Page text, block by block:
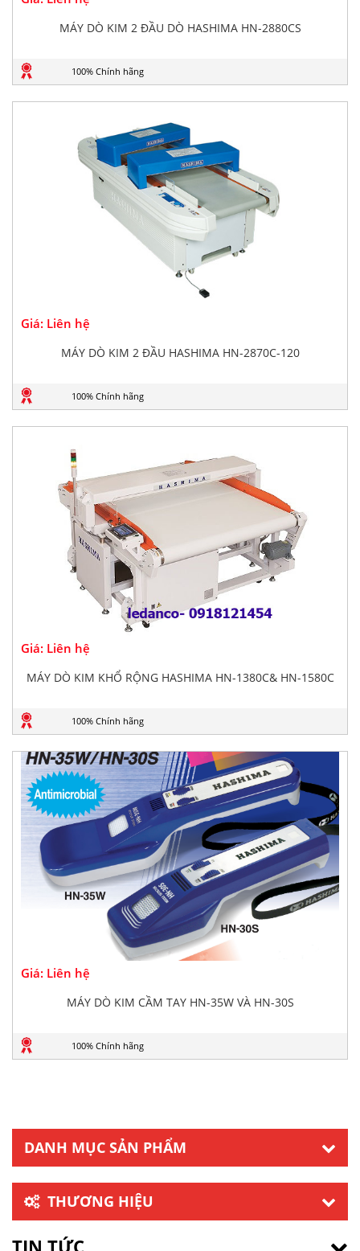
MÁY DÒ KIM 2 ĐẦU DÒ HASHIMA HN-2880CS
100% Chính hãng
Giá: Liên hệ
MÁY DÒ KIM 2 ĐẦU HASHIMA HN-2870C-120
100% Chính hãng
Giá: Liên hệ
MÁY DÒ KIM KHỔ RỘNG HASHIMA HN-1380C& HN-1580C
100% Chính hãng
Giá: Liên hệ
MÁY DÒ KIM CẦM TAY HN-35W VÀ HN-30S
100% Chính hãng
DANH MỤC SẢN PHẨM
THƯƠNG HIỆU
TIN TỨC